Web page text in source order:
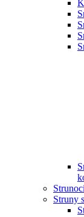
Struny